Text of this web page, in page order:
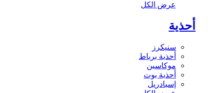
عرض الكل
أحذية
سنيكرز
أحذية برباط
موكاسين
أحذية بوت
إسبادريل